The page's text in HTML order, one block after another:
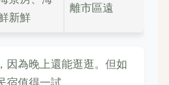
新鮮
離市區遠
因為晚上還能逛逛。但如